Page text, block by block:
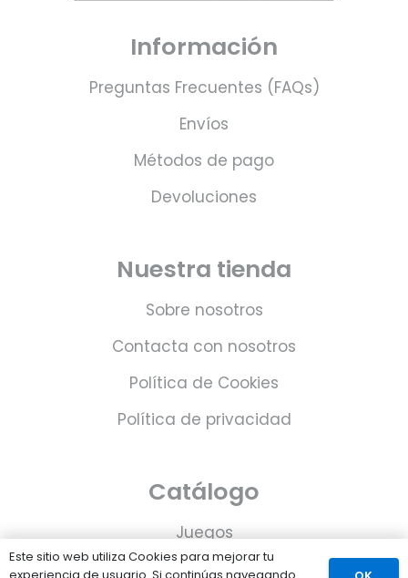
Información
Preguntas Frecuentes (FAQs)
Envíos
Métodos de pago
Devoluciones
Nuestra tienda
Sobre nosotros
Contacta con nosotros
Política de Cookies
Política de privacidad
Catálogo
Juegos
Consolas
Este sitio web utiliza Cookies para mejorar tu